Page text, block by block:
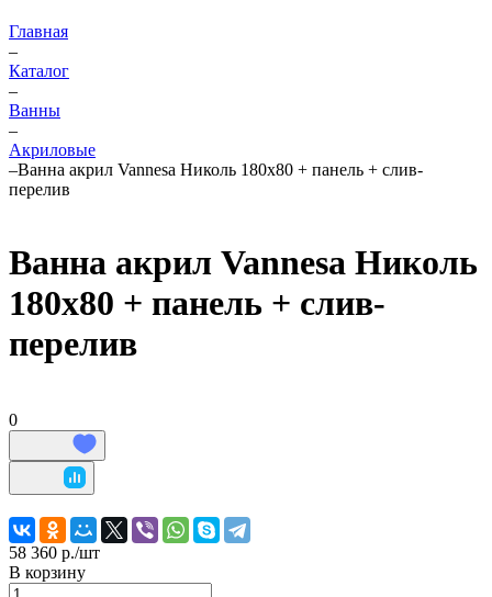
Главная
–
Каталог
–
Ванны
–
Акриловые
–Ванна акрил Vannesa Николь 180х80 + панель + слив-
перелив
Ванна акрил Vannesa Николь
180х80 + панель + слив-
перелив
0
58 360 р./шт
В корзину